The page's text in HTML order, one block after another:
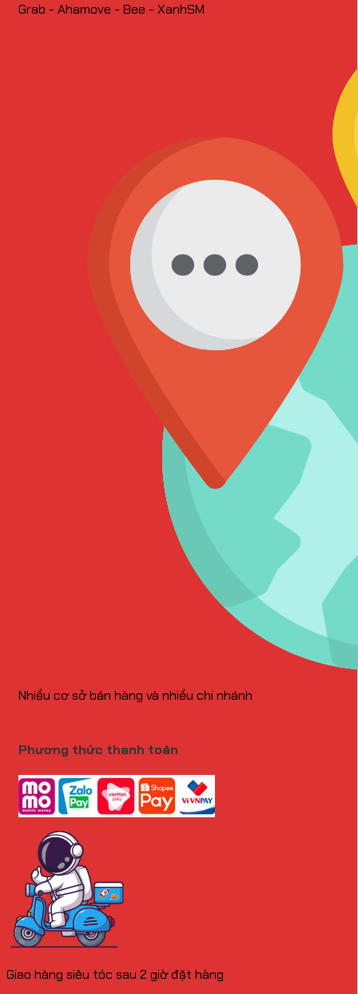
Grab - Ahamove - Bee - XanhSM
Nhiều cơ sở bán hàng và nhiều chi nhánh
Phương thức thanh toán
Giao hàng siêu tóc sau 2 giờ đặt hàng